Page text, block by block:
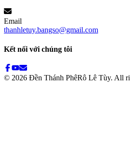
Email
thanhletuy.bangso@gmail.com
Kết nối với chúng tôi
© 2026 Đền Thánh PhêRô Lê Tùy. All